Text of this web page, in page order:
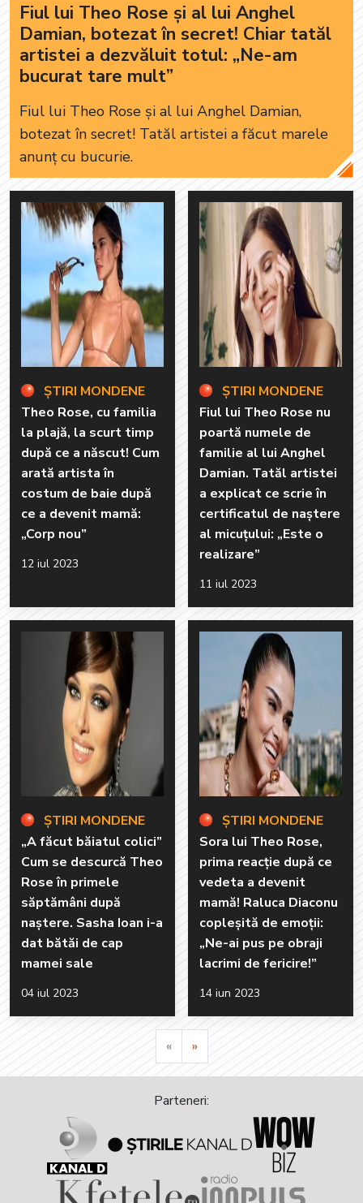
Fiul lui Theo Rose și al lui Anghel
Damian, botezat în secret! Chiar tatăl
artistei a dezvăluit totul: „Ne-am
bucurat tare mult”
Fiul lui Theo Rose și al lui Anghel Damian,
botezat în secret! Tatăl artistei a făcut marele
anunț cu bucurie.
ȘTIRI MONDENE
Theo Rose, cu familia
la plajă, la scurt timp
după ce a născut! Cum
arată artista în
costum de baie după
ce a devenit mamă:
„Corp nou”
12 iul 2023
ȘTIRI MONDENE
Fiul lui Theo Rose nu
poartă numele de
familie al lui Anghel
Damian. Tatăl artistei
a explicat ce scrie în
certificatul de naștere
al micuțului: „Este o
realizare”
11 iul 2023
ȘTIRI MONDENE
„A făcut băiatul colici”
Cum se descurcă Theo
Rose în primele
săptămâni după
naștere. Sasha Ioan i-a
dat bătăi de cap
mamei sale
04 iul 2023
ȘTIRI MONDENE
Sora lui Theo Rose,
prima reacție după ce
vedeta a devenit
mamă! Raluca Diaconu
copleșită de emoții:
„Ne-ai pus pe obraji
lacrimi de fericire!”
14 iun 2023
«Pagina precedenta
»
Pagina urmatoare
Parteneri: